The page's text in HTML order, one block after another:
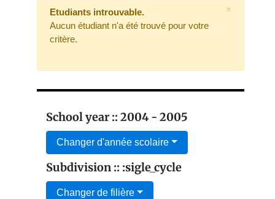
Etudiants introuvable.
Aucun étudiant n'a été trouvé pour votre
critère.
×
School year :: 2004 - 2005
Changer d'année scolaire
Subdivision :: :sigle_cycle
Changer de filière